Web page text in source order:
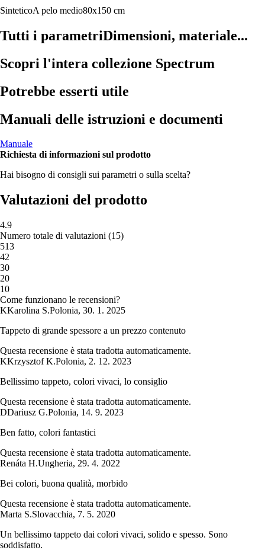
SinteticoA pelo medio80x150 cm
Tutti i parametriDimensioni, materiale...
Scopri l'intera collezione Spectrum
Potrebbe esserti utile
Manuali delle istruzioni e documenti
Manuale
Richiesta di informazioni sul prodotto
Hai bisogno di consigli sui parametri o sulla scelta?
Valutazioni del prodotto
4.9
Numero totale di valutazioni (15)
513
42
30
20
10
Come funzionano le recensioni?
KKarolina S.Polonia, 30. 1. 2025
Tappeto di grande spessore a un prezzo contenuto
Questa recensione è stata tradotta automaticamente.
KKrzysztof K.Polonia, 2. 12. 2023
Bellissimo tappeto, colori vivaci, lo consiglio
Questa recensione è stata tradotta automaticamente.
DDariusz G.Polonia, 14. 9. 2023
Ben fatto, colori fantastici
Questa recensione è stata tradotta automaticamente.
Renáta H.Ungheria, 29. 4. 2022
Bei colori, buona qualità, morbido
Questa recensione è stata tradotta automaticamente.
Marta S.Slovacchia, 7. 5. 2020
Un bellissimo tappeto dai colori vivaci, solido e spesso. Sono
soddisfatto.